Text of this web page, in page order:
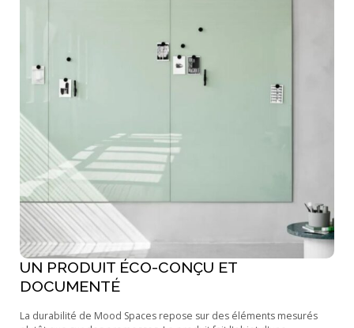
UN PRODUIT ÉCO-CONÇU ET
DOCUMENTÉ
La durabilité de Mood Spaces repose sur des éléments mesurés